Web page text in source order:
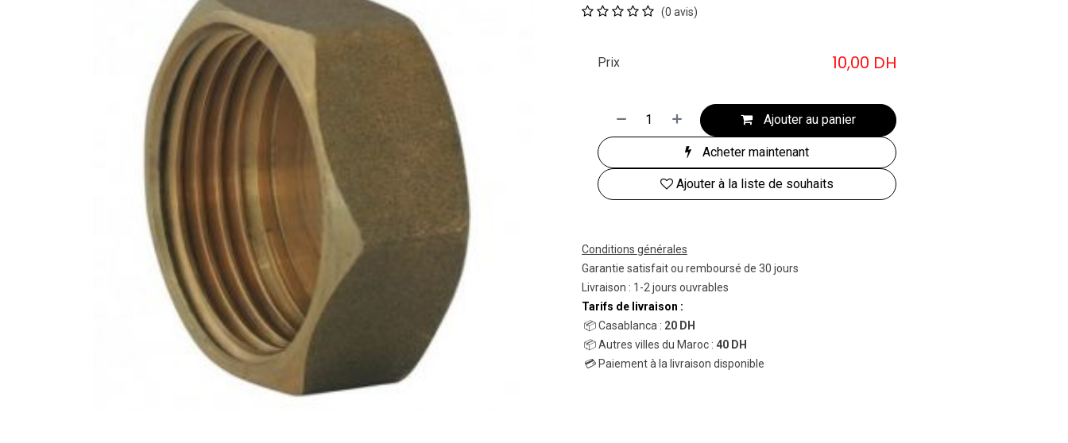
(0 avis)
Ajouter au panier
Acheter maintenant
Ajouter à la liste de souhaits
Prix 10,00 DH
Conditions générales
Garantie satisfait ou remboursé de 30 jours
Livraison : 1-2 jours ouvrables
Tarifs de livraison :
📦 Casablanca : 20 DH
📦 Autres villes du Maroc : 40 DH
💳 Paiement à la livraison disponible